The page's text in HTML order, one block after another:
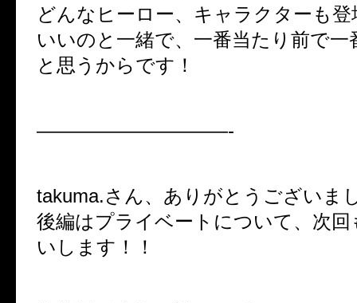
どんなヒーロー、キャラクターも登
いいのと一緒で、一番当たり前で一
と思うからです！
——————————-
takuma.さん、ありがとうございま
後編はプライベートについて、次
いします！！